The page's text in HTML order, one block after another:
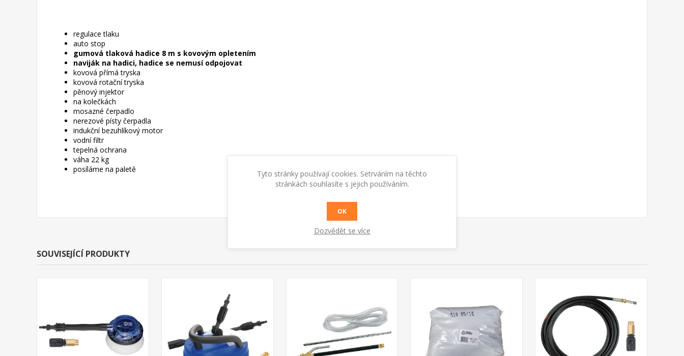
regulace tlaku
auto stop
gumová tlaková hadice 8 m s kovovým opletením
naviják na hadici, hadice se nemusí odpojovat
kovová přímá tryska
kovová rotační tryska
pěnový injektor
na kolečkách
mosazné čerpadlo
nerezové písty čerpadla
indukční bezuhlíkový motor
vodní filtr
tepelná ochrana
váha 22 kg
posíláme na paletě
SOUVISEJÍCÍ PRODUKTY
Tyto stránky používají cookies. Setrváním na těchto
stránkách souhlasíte s jejich používáním.
OK
Dozvědět se více